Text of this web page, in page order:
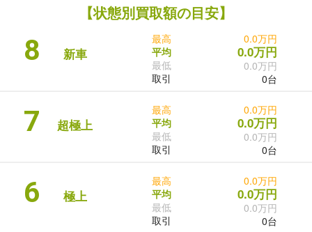
【状態別買取額の目安】
8 新車
最高
平均
最低
取引
0.0万円
0.0万円
0.0万円
0台
7 超極上
最高
平均
最低
取引
0.0万円
0.0万円
0.0万円
0台
6 極上
最高
平均
最低
取引
0.0万円
0.0万円
0.0万円
0台